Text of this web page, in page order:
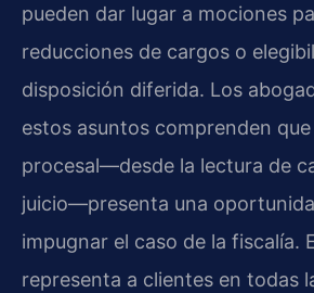
pueden dar lugar a mociones
reducciones de cargos o
disposición diferida. Los
estos asuntos comprenden
procesal—desde la lectura de
juicio—presenta una
impugnar el caso de la fiscalía.
representa a clientes en todas